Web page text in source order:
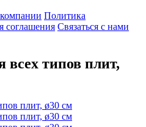
Политика
соглашения Связаться с нами
типов плит,